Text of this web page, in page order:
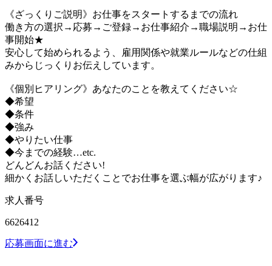
《ざっくりご説明》お仕事をスタートするまでの流れ
働き方の選択→応募→ご登録→お仕事紹介→職場説明→お仕
事開始★
安心して始められるよう、雇用関係や就業ルールなどの仕組
みからじっくりお伝えしています。
《個別ヒアリング》あなたのことを教えてください☆
◆希望
◆条件
◆強み
◆やりたい仕事
◆今までの経験…etc.
どんどんお話ください!
細かくお話しいただくことでお仕事を選ぶ幅が広がります♪
求人番号
6626412
応募画面に進む